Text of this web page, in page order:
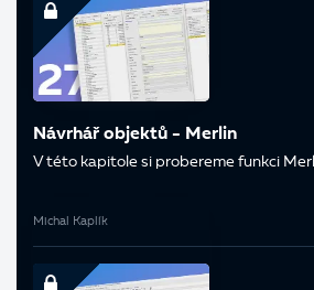
Návrhář objektů - Merlin
V této kapitole si probereme funkci
Michal Kaplík